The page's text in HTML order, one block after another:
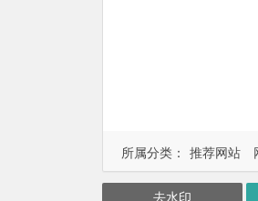
所属分类： 推荐网站
去水印